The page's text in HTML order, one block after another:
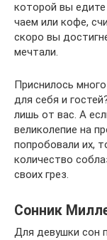
которой вы едите
чаем или кофе,
скоро вы
мечтали.
Приснилось
для себя и
лишь от вас. А
великолепие на
попробовали их,
количество
своих грез.
Сонник
Для девушки сон